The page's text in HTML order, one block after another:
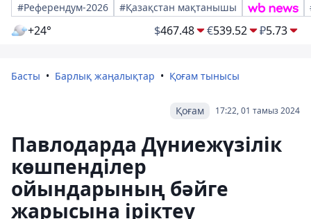
#Референдум-2026
#Қазақстан мақтанышы
+24° $467.48 €539.52 ₽5.73
Басты Барлық жаңалықтар Қоғам тынысы
17:22, 01 тамыз 2024
Қоғам
Павлодарда Дүниежүзілік
көшпенділер
ойындарының бәйге
жарысына іріктеу